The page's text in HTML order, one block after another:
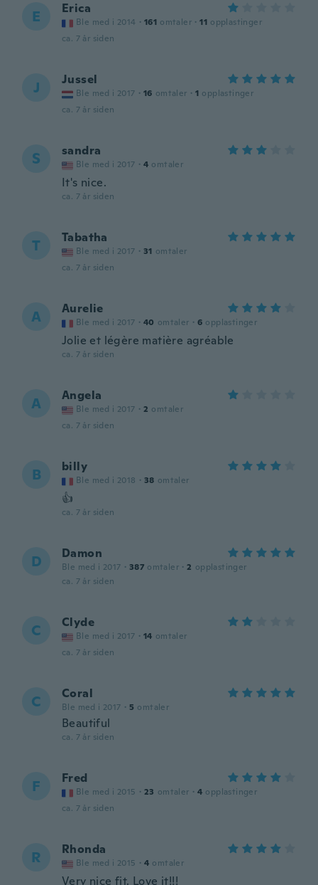
E Erica
Ble med i 2014 · 161 omtaler · 11 opplastinger
ca. 7 år siden
J Jussel
Ble med i 2017 · 16 omtaler · 1 opplastinger
ca. 7 år siden
S sandra
Ble med i 2017 · 4 omtaler
It's nice.
ca. 7 år siden
T Tabatha
Ble med i 2017 · 31 omtaler
ca. 7 år siden
A Aurelie
Ble med i 2017 · 40 omtaler · 6 opplastinger
Jolie et légère matière agréable
ca. 7 år siden
A Angela
Ble med i 2017 · 2 omtaler
ca. 7 år siden
B billy
Ble med i 2018 · 38 omtaler
👍
ca. 7 år siden
D Damon
Ble med i 2017 · 387 omtaler · 2 opplastinger
ca. 7 år siden
C Clyde
Ble med i 2017 · 14 omtaler
ca. 7 år siden
C Coral
Ble med i 2017 · 5 omtaler
Beautiful
ca. 7 år siden
F Fred
Ble med i 2015 · 23 omtaler · 4 opplastinger
ca. 7 år siden
R Rhonda
Ble med i 2015 · 4 omtaler
Very nice fit. Love it!!!